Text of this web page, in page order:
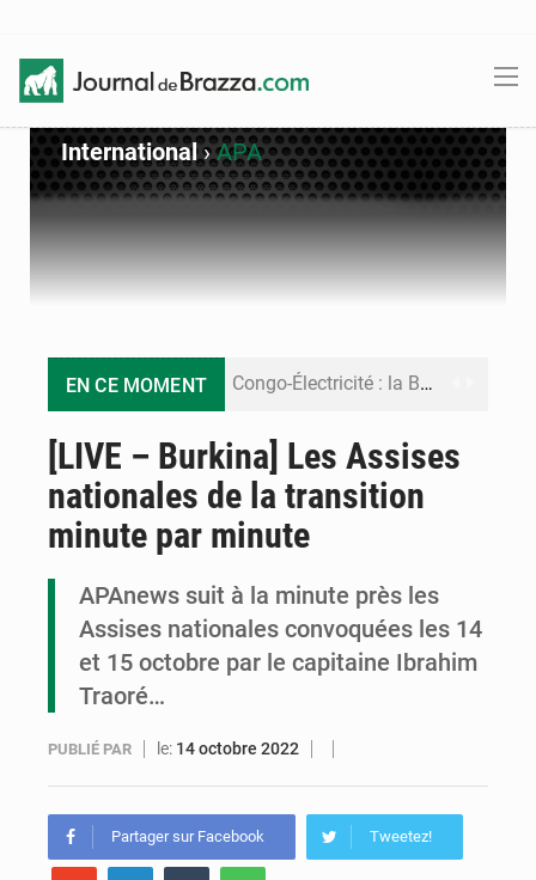
International›APA
EN CE MOMENT Congo-Électricité : la BAD renforce son appui pour accélérer les investissements
Assassinat de l’entrepreneur sportif Vally Amisi : le principal suspect arrêté à Brazzaville
Congo : l’UDSN célèbre 393 nouveaux diplômés et mise sur l’excellence académique
[LIVE – Burkina] Les Assises
nationales de la transition
minute par minute
APAnews suit à la minute près les
Assises nationales convoquées les 14
et 15 octobre par le capitaine Ibrahim
Traoré…
PUBLIÉ PAR le: 14 octobre 2022
Partager sur Facebook Tweetez!